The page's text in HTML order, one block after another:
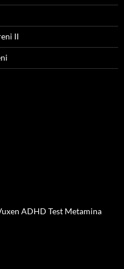
II
ADHD Test Metamina